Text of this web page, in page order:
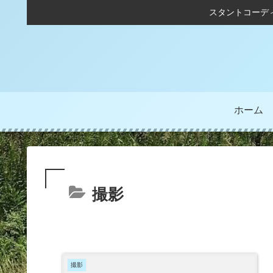
スタントコー
ホーム
撮影
撮影